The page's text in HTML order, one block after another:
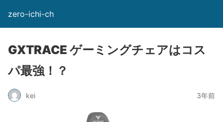
zero-ichi-ch
GXTRACE ゲーミングチェアはコス
パ最強！？
kei 3年前